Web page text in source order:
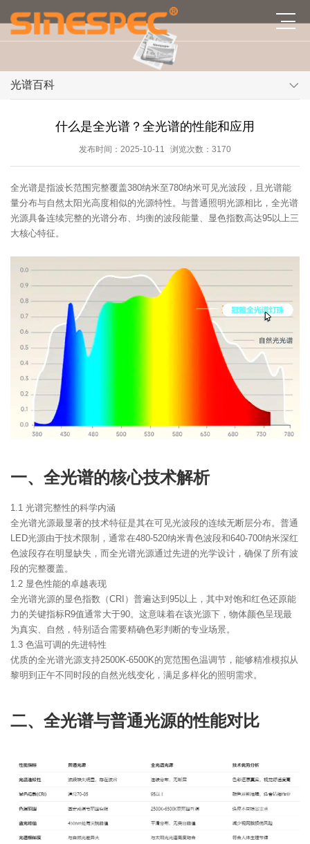
光谱百科
什么是全光谱？全光谱的性能和应用
发布时间：2025-10-11 浏览次数：3170
全光谱是指波长范围完整覆盖380纳米至780纳米可见光波段，且光谱能
量分布与自然太阳光高度相似的光源特性。与普通照明光源相比，全光谱
光源具备连续完整的光谱分布、均衡的波段能量、显色指数高达95以上三
大核心特征。
一、全光谱的核心技术解析
1.1 光谱完整性的科学内涵
全光谱光源最显著的技术特征是其在可见光波段的连续无断层分布。普通
LED光源由于技术限制，通常在480-520纳米青色波段和640-700纳米深红
色波段存在明显缺失，而全光谱光源通过先进的光学设计，确保了所有波
段的完整覆盖。
1.2 显色性能的卓越表现
全光谱光源的显色指数（CRI）普遍达到95以上，其中对饱和红色还原能
力的关键指标R9值通常大于90。这意味着在该光源下，物体颜色呈现最
为真实、自然，特别适合需要精确色彩判断的专业场景。
1.3 色温可调的先进特性
优质的全光谱光源支持2500K-6500K的宽范围色温调节，能够精准模拟从
黎明到正午不同时段的自然光线变化，满足多样化的照明需求。
二、全光谱与普通光源的性能对比